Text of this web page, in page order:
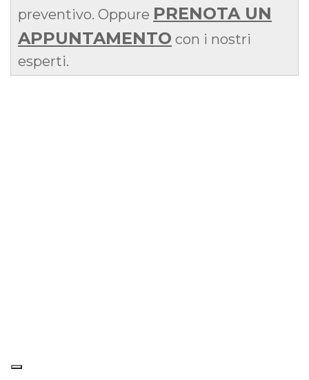
preventivo. Oppure PRENOTA UN
APPUNTAMENTO con i nostri
esperti.